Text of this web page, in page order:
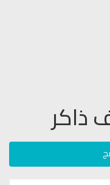
ذاكر